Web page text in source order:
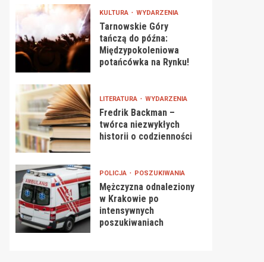
KULTURA WYDARZENIA
Tarnowskie Góry
tańczą do późna:
Międzypokoleniowa
potańcówka na Rynku!
LITERATURA WYDARZENIA
Fredrik Backman –
twórca niezwykłych
historii o codzienności
POLICJA POSZUKIWANIA
Mężczyzna odnaleziony
w Krakowie po
intensywnych
poszukiwaniach